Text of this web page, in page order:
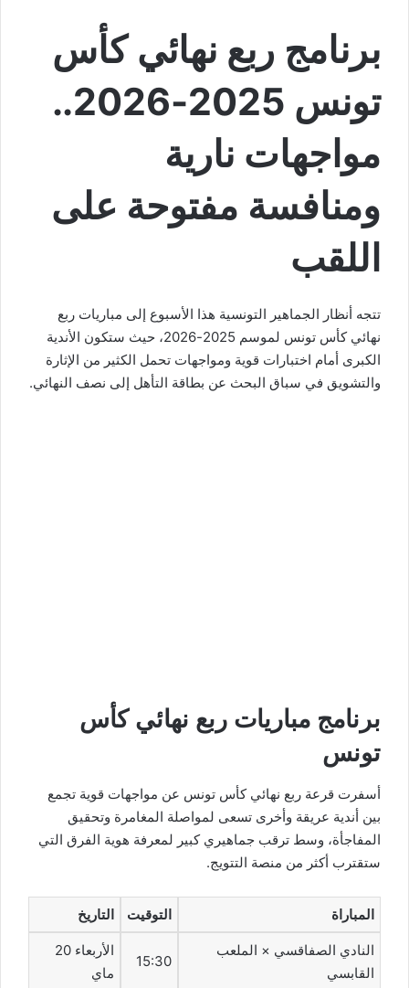
برنامج ربع نهائي كأس
تونس 2025-2026..
مواجهات نارية
ومنافسة مفتوحة على
اللقب
تتجه أنظار الجماهير التونسية هذا الأسبوع إلى مباريات ربع
نهائي كأس تونس لموسم 2025-2026، حيث ستكون الأندية
الكبرى أمام اختبارات قوية ومواجهات تحمل الكثير من الإثارة
والتشويق في سباق البحث عن بطاقة التأهل إلى نصف النهائي.
برنامج مباريات ربع نهائي كأس
تونس
أسفرت قرعة ربع نهائي كأس تونس عن مواجهات قوية تجمع
بين أندية عريقة وأخرى تسعى لمواصلة المغامرة وتحقيق
المفاجأة، وسط ترقب جماهيري كبير لمعرفة هوية الفرق التي
ستقترب أكثر من منصة التتويج.
المباراة التوقيت التاريخ
النادي الصفاقسي × الملعب
القابسي
15:30
الأربعاء 20
ماي